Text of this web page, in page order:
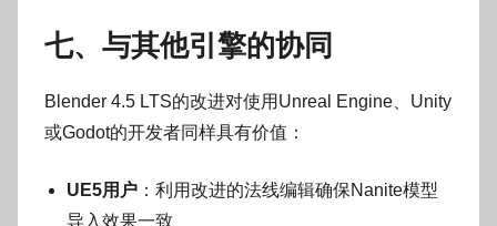
七、与其他引擎的协同
Blender 4.5 LTS的改进对使用Unreal Engine、Unity
或Godot的开发者同样具有价值：
UE5用户 ：利用改进的法线编辑确保Nanite模型
导入效果一致